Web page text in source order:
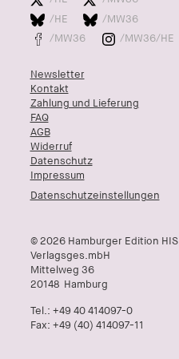
/HE
/MW36
/MW36
/MW36/HE
Newsletter
Kontakt
Zahlung und Lieferung
FAQ
AGB
Widerruf
Datenschutz
Impressum
Datenschutzeinstellungen
© 2026 Hamburger Edition HIS
Verlagsges.mbH
Mittelweg 36
20148
Hamburg
Tel.: +49 40 414097-0
Fax: +49 (40) 414097-11